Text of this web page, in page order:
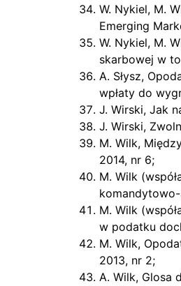
W. Nykiel, M.
Emerging
W. Nykiel, M.
skarbowej w
A. Słysz,
wpłaty do
J. Wirski, Jak
J. Wirski,
M. Wilk,
2014, nr 6;
M. Wilk
M. Wilk
w podatku
M. Wilk,
2013, nr 2;
A. Wilk, Glosa